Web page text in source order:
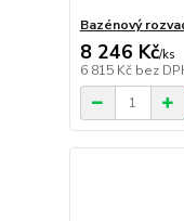
Bazénový
8 246 Kč/ks
6 815 Kč bez